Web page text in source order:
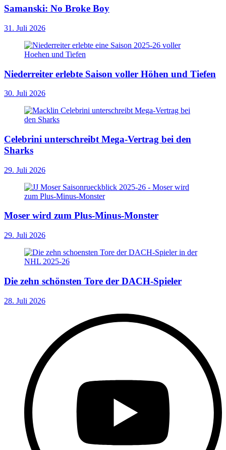
Samanski: No Broke Boy
31. Juli 2026
Niederreiter erlebte Saison voller Höhen und Tiefen
30. Juli 2026
Celebrini unterschreibt Mega-Vertrag bei den
Sharks
29. Juli 2026
Moser wird zum Plus-Minus-Monster
29. Juli 2026
Die zehn schönsten Tore der DACH-Spieler
28. Juli 2026